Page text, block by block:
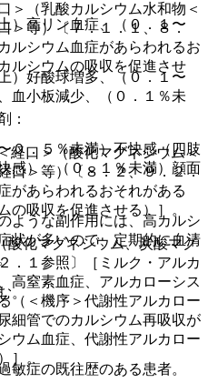
（乳酸カルシウム水和物＜
＞等）〔７．１．１、８．
ルシウム血症があらわれるお
ルシウムの吸収を促進させ
：
口＞（酸化マグネシウム＜
口＞等）〔８．２、９．２．
があらわれるおそれがある
の吸収を促進させる）］。
化マグネシウム、炭酸マグ
．１参照〕［ミルク・アルカ
高窒素血症、アルカローシス
（＜機序＞代謝性アルカロー
細管でのカルシウム再吸収が
ウム血症、代謝性アルカロー
］。
高リン血症、（０．１〜
）好酸球増多、（０．１〜
血小板減少、（０．１％未
．５％未満）不快感（四肢
感）、（０．１％未満）顔面
ような副作用には、高カルシ
状が多いので、定期的に血清
。
症の既往歴のある患者。